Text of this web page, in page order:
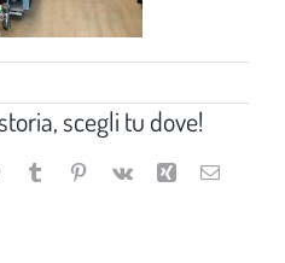
scegli tu dove!
WhatsApp
TumblrPinterest
Vk Xing Email